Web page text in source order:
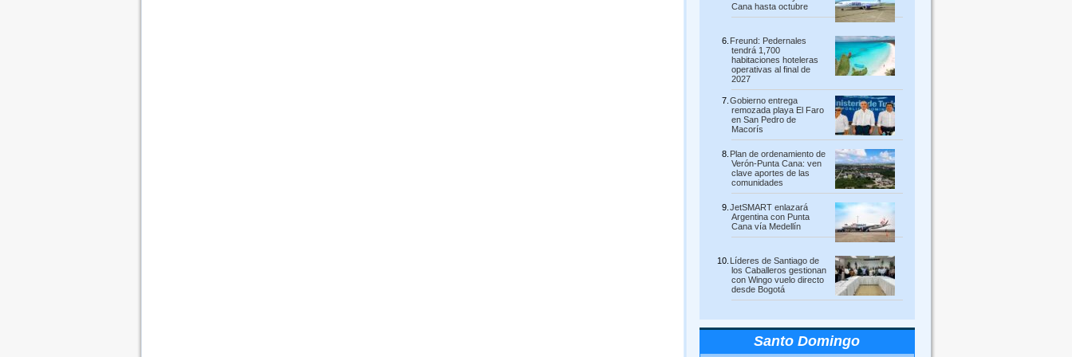
Cana hasta octubre
Freund: Pedernales
tendrá 1,700
habitaciones hoteleras
operativas al final de
2027
Gobierno entrega
remozada playa El Faro
en San Pedro de
Macorís
Plan de ordenamiento de
Verón-Punta Cana: ven
clave aportes de las
comunidades
JetSMART enlazará
Argentina con Punta
Cana vía Medellín
Líderes de Santiago de
los Caballeros gestionan
con Wingo vuelo directo
desde Bogotá
Santo Domingo